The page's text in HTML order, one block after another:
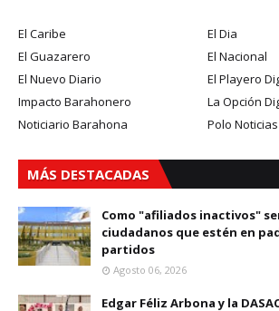
El Caribe
El Dia
El Guazarero
El Nacional
El Nuevo Diario
El Playero
Impacto Barahonero
La Opción
Noticiario Barahona
Polo Noticias
MÁS DESTACADAS
Como "afiliados inactivos"
ciudadanos que estén en
partidos
Agosto 06, 2026
Edgar Féliz Arbona y la